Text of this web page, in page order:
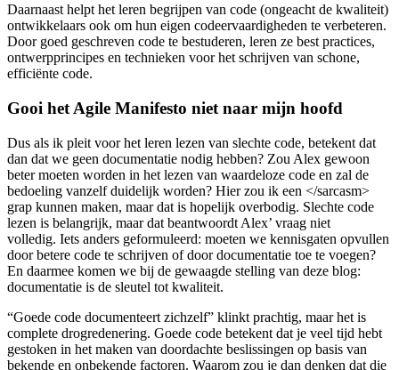
Daarnaast helpt het leren begrijpen van code (ongeacht de kwaliteit)
ontwikkelaars ook om hun eigen codeervaardigheden te verbeteren.
Door goed geschreven code te bestuderen, leren ze best practices,
ontwerpprincipes en technieken voor het schrijven van schone,
efficiënte code.
Gooi het Agile Manifesto niet naar mijn hoofd
Dus als ik pleit voor het leren lezen van slechte code, betekent dat
dan dat we geen documentatie nodig hebben? Zou Alex gewoon
beter moeten worden in het lezen van waardeloze code en zal de
bedoeling vanzelf duidelijk worden? Hier zou ik een </sarcasm>
grap kunnen maken, maar dat is hopelijk overbodig. Slechte code
lezen is belangrijk, maar dat beantwoordt Alex’ vraag niet
volledig. Iets anders geformuleerd: moeten we kennisgaten opvullen
door betere code te schrijven of door documentatie toe te voegen?
En daarmee komen we bij de gewaagde stelling van deze blog:
documentatie is de sleutel tot kwaliteit.
“Goede code documenteert zichzelf” klinkt prachtig, maar het is
complete drogredenering. Goede code betekent dat je veel tijd hebt
gestoken in het maken van doordachte beslissingen op basis van
bekende en onbekende factoren. Waarom zou je dan denken dat die